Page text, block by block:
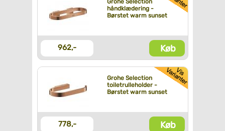
Grohe Selection
håndklædering -
Børstet warm sunset
962,- Køb
Grohe Selection
toiletrulleholder -
Børstet warm sunset
778,- Køb